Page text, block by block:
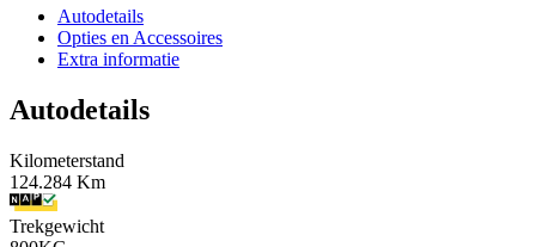
Autodetails
Opties en Accessoires
Extra informatie
Autodetails
Kilometerstand
124.284 Km
Trekgewicht